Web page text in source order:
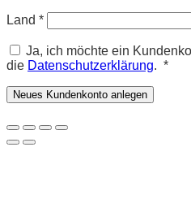
Land *
Ja, ich möchte ein
die Datenschutzerklärung. *
Neues Kundenkonto anlegen